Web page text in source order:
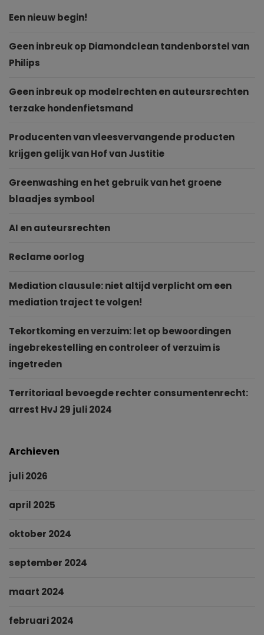
Een nieuw begin!
Geen inbreuk op Diamondclean tandenborstel van
Philips
Geen inbreuk op modelrechten en auteursrechten
terzake hondenfietsmand
Producenten van vleesvervangende producten
krijgen gelijk van Hof van Justitie
Greenwashing en het gebruik van het groene
blaadjes symbool
AI en auteursrechten
Reclame oorlog
Mediation clausule: niet altijd verplicht om een
mediation traject te volgen!
Tekortkoming en verzuim: let op bewoordingen
ingebrekestelling en controleer of verzuim is
ingetreden
Territoriaal bevoegde rechter consumentenrecht:
arrest HvJ 29 juli 2024
Archieven
juli 2026
april 2025
oktober 2024
september 2024
maart 2024
februari 2024